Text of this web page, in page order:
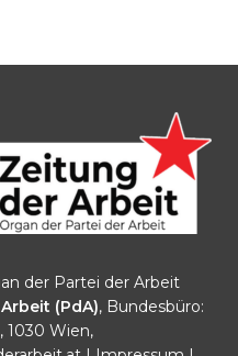
der Partei der Arbeit
(PdA), Bundesbüro:
1030 Wien,